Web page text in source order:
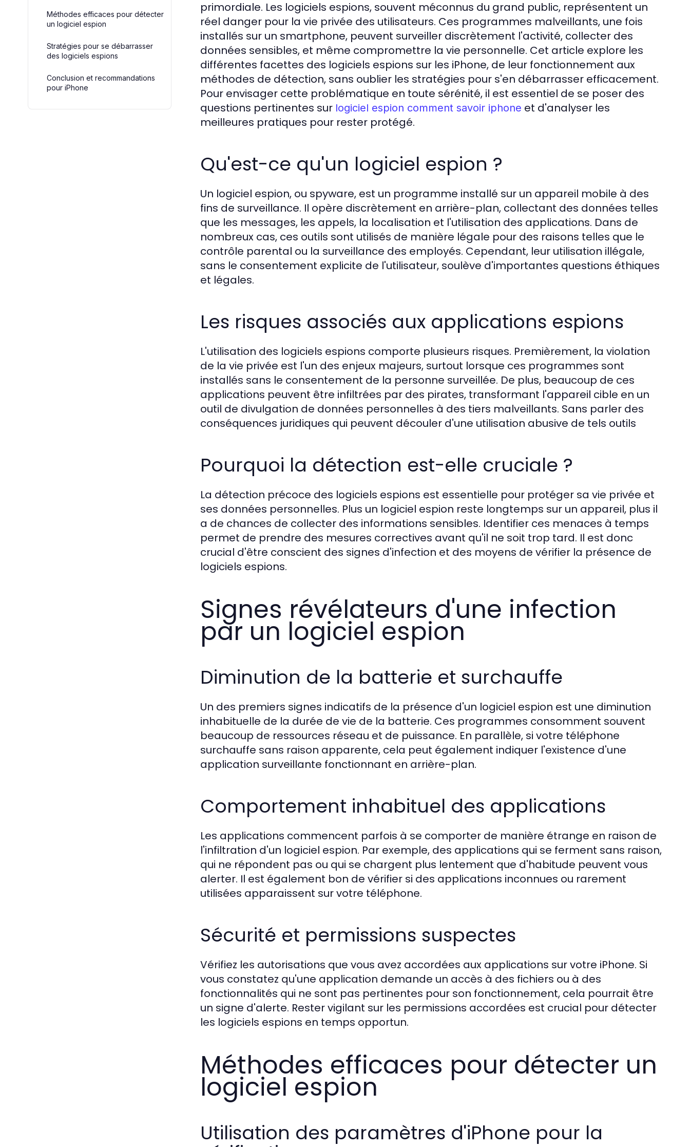
Méthodes efficaces pour détecter
un logiciel espion
Stratégies pour se débarrasser
des logiciels espions
Conclusion et recommandations
pour iPhone
primordiale. Les logiciels espions, souvent méconnus du grand public, représentent un
réel danger pour la vie privée des utilisateurs. Ces programmes malveillants, une fois
installés sur un smartphone, peuvent surveiller discrètement l'activité, collecter des
données sensibles, et même compromettre la vie personnelle. Cet article explore les
différentes facettes des logiciels espions sur les iPhone, de leur fonctionnement aux
méthodes de détection, sans oublier les stratégies pour s'en débarrasser efficacement.
Pour envisager cette problématique en toute sérénité, il est essentiel de se poser des
questions pertinentes sur logiciel espion comment savoir iphone et d'analyser les
meilleures pratiques pour rester protégé.
Qu'est-ce qu'un logiciel espion ?
Un logiciel espion, ou spyware, est un programme installé sur un appareil mobile à des
fins de surveillance. Il opère discrètement en arrière-plan, collectant des données telles
que les messages, les appels, la localisation et l'utilisation des applications. Dans de
nombreux cas, ces outils sont utilisés de manière légale pour des raisons telles que le
contrôle parental ou la surveillance des employés. Cependant, leur utilisation illégale,
sans le consentement explicite de l'utilisateur, soulève d'importantes questions éthiques
et légales.
Les risques associés aux applications espions
L'utilisation des logiciels espions comporte plusieurs risques. Premièrement, la violation
de la vie privée est l'un des enjeux majeurs, surtout lorsque ces programmes sont
installés sans le consentement de la personne surveillée. De plus, beaucoup de ces
applications peuvent être infiltrées par des pirates, transformant l'appareil cible en un
outil de divulgation de données personnelles à des tiers malveillants. Sans parler des
conséquences juridiques qui peuvent découler d'une utilisation abusive de tels outils
Pourquoi la détection est-elle cruciale ?
La détection précoce des logiciels espions est essentielle pour protéger sa vie privée et
ses données personnelles. Plus un logiciel espion reste longtemps sur un appareil, plus il
a de chances de collecter des informations sensibles. Identifier ces menaces à temps
permet de prendre des mesures correctives avant qu'il ne soit trop tard. Il est donc
crucial d'être conscient des signes d'infection et des moyens de vérifier la présence de
logiciels espions.
Signes révélateurs d'une infection
par un logiciel espion
Diminution de la batterie et surchauffe
Un des premiers signes indicatifs de la présence d'un logiciel espion est une diminution
inhabituelle de la durée de vie de la batterie. Ces programmes consomment souvent
beaucoup de ressources réseau et de puissance. En parallèle, si votre téléphone
surchauffe sans raison apparente, cela peut également indiquer l'existence d'une
application surveillante fonctionnant en arrière-plan.
Comportement inhabituel des applications
Les applications commencent parfois à se comporter de manière étrange en raison de
l'infiltration d'un logiciel espion. Par exemple, des applications qui se ferment sans raison,
qui ne répondent pas ou qui se chargent plus lentement que d'habitude peuvent vous
alerter. Il est également bon de vérifier si des applications inconnues ou rarement
utilisées apparaissent sur votre téléphone.
Sécurité et permissions suspectes
Vérifiez les autorisations que vous avez accordées aux applications sur votre iPhone. Si
vous constatez qu'une application demande un accès à des fichiers ou à des
fonctionnalités qui ne sont pas pertinentes pour son fonctionnement, cela pourrait être
un signe d'alerte. Rester vigilant sur les permissions accordées est crucial pour détecter
les logiciels espions en temps opportun.
Méthodes efficaces pour détecter un
logiciel espion
Utilisation des paramètres d'iPhone pour la